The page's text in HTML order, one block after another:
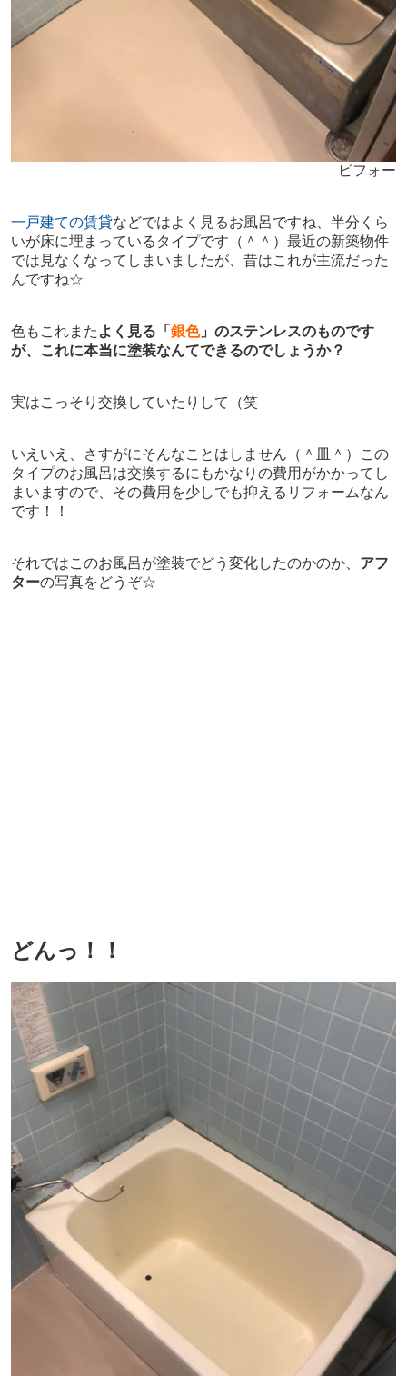
ビフォー
一戸建ての賃貸などではよく見るお風呂ですね、半分くら
いが床に埋まっているタイプです（＾＾）最近の新築物件
では見なくなってしまいましたが、昔はこれが主流だった
んですね☆
色もこれまた よく見る「 銀色」のステンレスのものです
が、これに本当に塗装なんてできるのでしょうか？
実はこっそり交換していたりして（笑
いえいえ、さすがにそんなことはしません（＾皿＾）この
タイプのお風呂は交換するにもかなりの費用がかかってし
まいますので、その費用を少しでも抑えるリフォームなん
です！！
それではこのお風呂が塗装でどう変化したのかのか、 アフ
ターの写真をどうぞ☆
どんっ！！